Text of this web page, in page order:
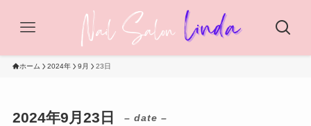
ホーム 2024年 9月 23日
2024年9月23日 – date –